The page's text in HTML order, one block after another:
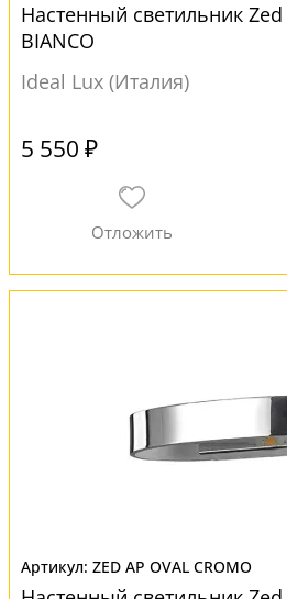
Настенный светильник Zed
BIANCO
Ideal Lux (Италия)
5 550 ₽
ZED AP OVAL CROMO